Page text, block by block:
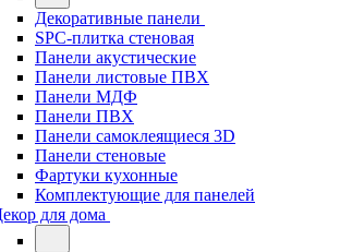
Декоративные панели
SPC-плитка стеновая
Панели акустические
Панели листовые ПВХ
Панели МДФ
Панели ПВХ
Панели самоклеящиеся 3D
Панели стеновые
Фартуки кухонные
Комплектующие для панелей
для дома